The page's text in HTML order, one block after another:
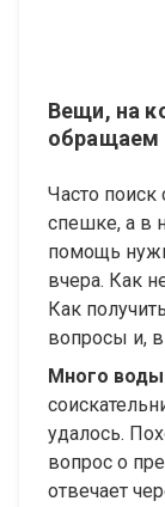
Вещи, на
обращаем
Часто поиск
спешке, а в
помощь
вчера. Как
Как
вопросы и,
Много
удалось.
вопрос о
отвечает